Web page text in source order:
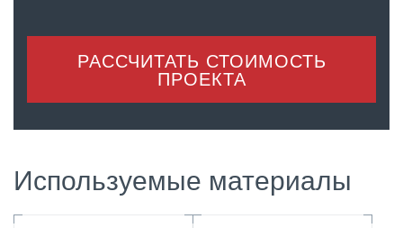
РАССЧИТАТЬ СТОИМОСТЬ
ПРОЕКТА
Используемые материалы